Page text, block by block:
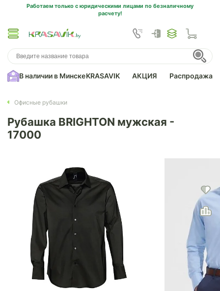
Работаем только с юридическими лицами по безналичному
расчету!
В наличии в МинскеKRASAVIK АКЦИЯ Распродажа
Офисные рубашки
Рубашка BRIGHTON мужская -
17000